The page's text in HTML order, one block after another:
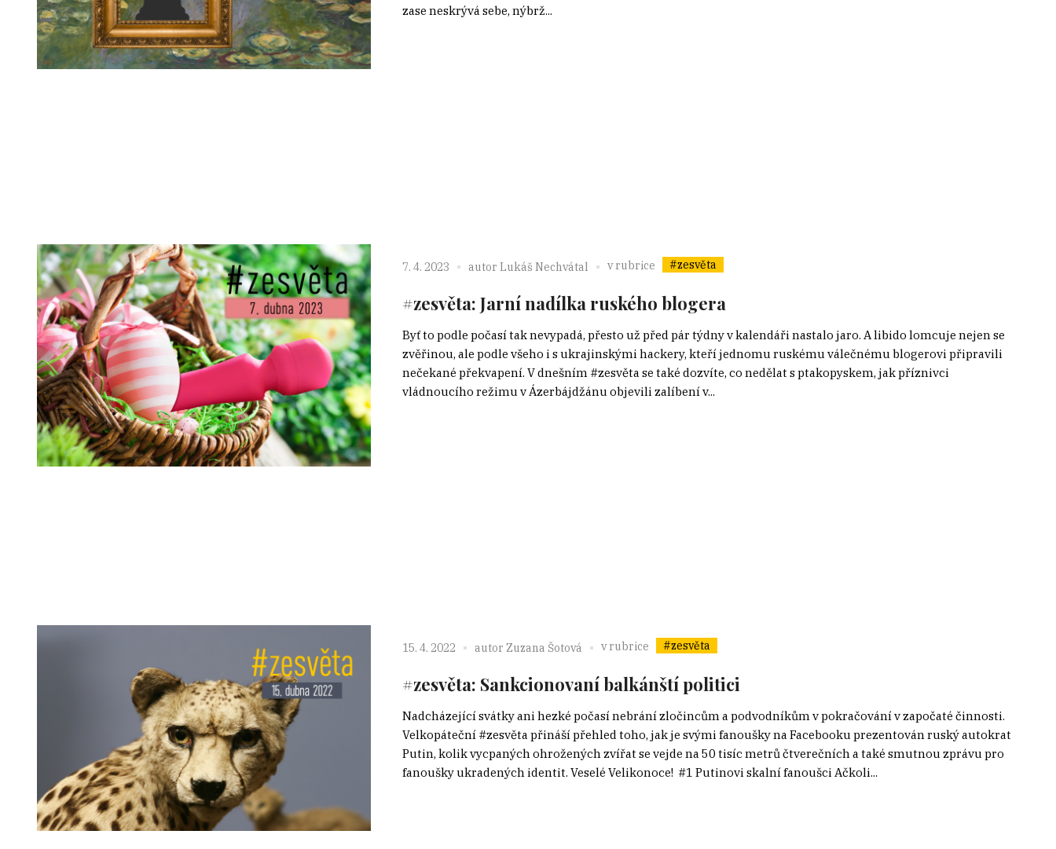
zase neskrývá sebe, nýbrž...
7. 4. 2023 autor Lukáš Nechvátal v rubrice #zesvěta
#zesvěta: Jarní nadílka ruského blogera
Byť to podle počasí tak nevypadá, přesto už před pár týdny v kalendáři nastalo jaro. A libido lomcuje nejen se
zvěřinou, ale podle všeho i s ukrajinskými hackery, kteří jednomu ruskému válečnému blogerovi připravili
nečekané překvapení. V dnešním #zesvěta se také dozvíte, co nedělat s ptakopyskem, jak příznivci
vládnoucího režimu v Ázerbájdžánu objevili zalíbení v...
15. 4. 2022 autor Zuzana Šotová v rubrice #zesvěta
#zesvěta: Sankcionovaní balkánští politici
Nadcházející svátky ani hezké počasí nebrání zločincům a podvodníkům v pokračování v započaté činnosti.
Velkopáteční #zesvěta přináší přehled toho, jak je svými fanoušky na Facebooku prezentován ruský autokrat
Putin, kolik vycpaných ohrožených zvířat se vejde na 50 tisíc metrů čtverečních a také smutnou zprávu pro
fanoušky ukradených identit. Veselé Velikonoce! #1 Putinovi skalní fanoušci Ačkoli...